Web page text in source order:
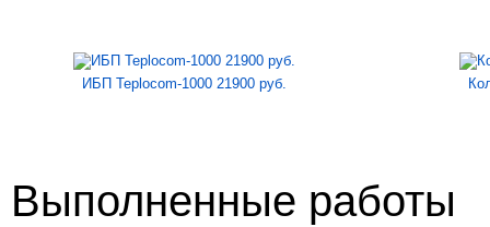
ИБП Teplocom-1000 21900 руб.
Выполненные работы